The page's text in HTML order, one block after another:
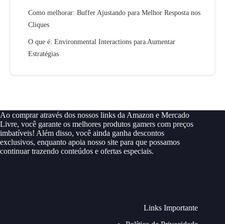
Como melhorar: Buffer Ajustando para Melhor Resposta nos
Cliques
O que é: Environmental Interactions para Aumentar
Estratégias
Ao comprar através dos nossos links da Amazon e Mercado
Livre, você garante os melhores produtos gamers com preços
imbatíveis! Além disso, você ainda ganha descontos
exclusivos, enquanto apoia nosso site para que possamos
continuar trazendo conteúdos e ofertas especiais.
Links Importante